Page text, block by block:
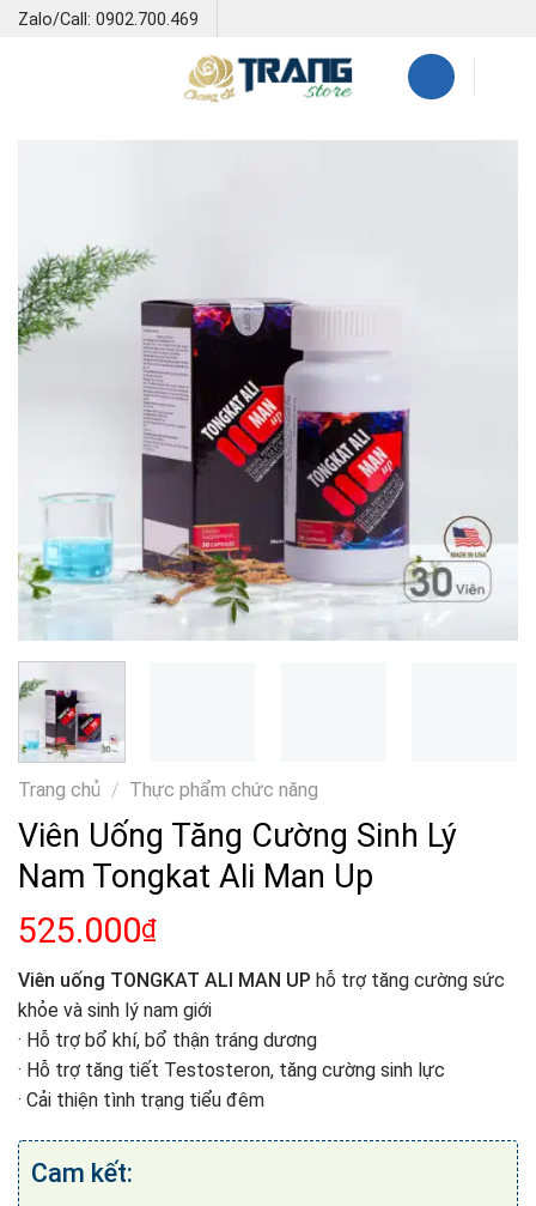
SkipZalo/Call: 0902.700.469
Trang chủ / Thực phẩm chức năng
Viên Uống Tăng Cường Sinh Lý
Nam Tongkat Ali Man Up
525.000₫
Viên uống TONGKAT ALI MAN UP hỗ trợ tăng cường sức
khỏe và sinh lý nam giới
· Hỗ trợ bổ khí, bổ thận tráng dương
· Hỗ trợ tăng tiết Testosteron, tăng cường sinh lực
· Cải thiện tình trạng tiểu đêm
Cam kết: